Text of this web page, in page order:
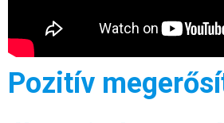
Pozitív